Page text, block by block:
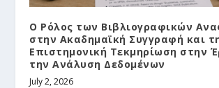
Ο Ρόλος των Βιβλιογραφικών
στην Ακαδημαϊκή Συγγραφή και
Επιστημονική Τεκμηρίωση στην
την Ανάλυση Δεδομένων
July 2, 2026